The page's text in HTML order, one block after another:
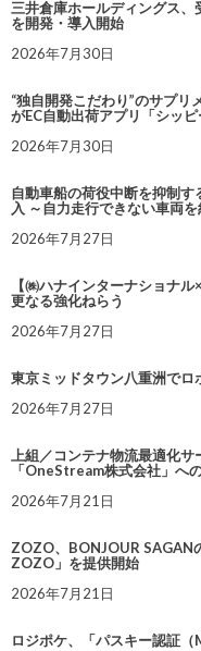
三井倉庫ホールディングス、
を開発・導入開始
2026年7月30日
“独自開発こだわり”のサプリ
がEC自動出荷アプリ「シッ
2026年7月30日
自動車船の荷役中断を抑制
入 ～自力走行できない車両
2026年7月27日
【㈱ハナインターナショナ
更なる強化ねらう
2026年7月27日
東京ミッドタウン八重洲で
2026年7月27日
上組／コンテナ物流最適化
「OneStream株式会社」へ
2026年7月21日
ZOZO、BONJOUR SAGAN
ZOZO」を提供開始
2026年7月21日
ロジポケ、「パスキー認証（